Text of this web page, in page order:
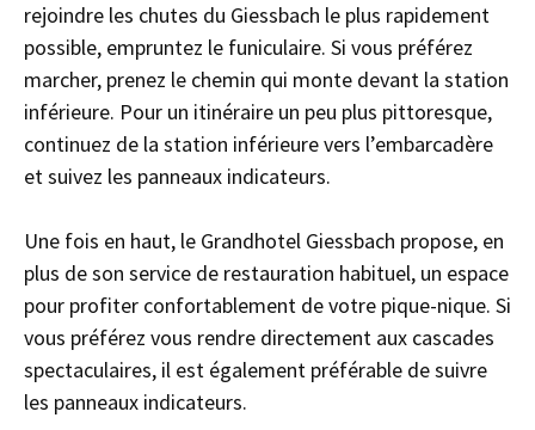
rejoindre les chutes du Giessbach le plus rapidement
possible, empruntez le funiculaire. Si vous préférez
marcher, prenez le chemin qui monte devant la station
inférieure. Pour un itinéraire un peu plus pittoresque,
continuez de la station inférieure vers l’embarcadère
et suivez les panneaux indicateurs.
Une fois en haut, le Grandhotel Giessbach propose, en
plus de son service de restauration habituel, un espace
pour profiter confortablement de votre pique-nique. Si
vous préférez vous rendre directement aux cascades
spectaculaires, il est également préférable de suivre
les panneaux indicateurs.